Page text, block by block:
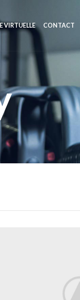
VIRTUELLE CONTACT